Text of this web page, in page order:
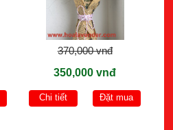
370,000 vnđ
350,000 vnđ
Chi tiết Đặt mua